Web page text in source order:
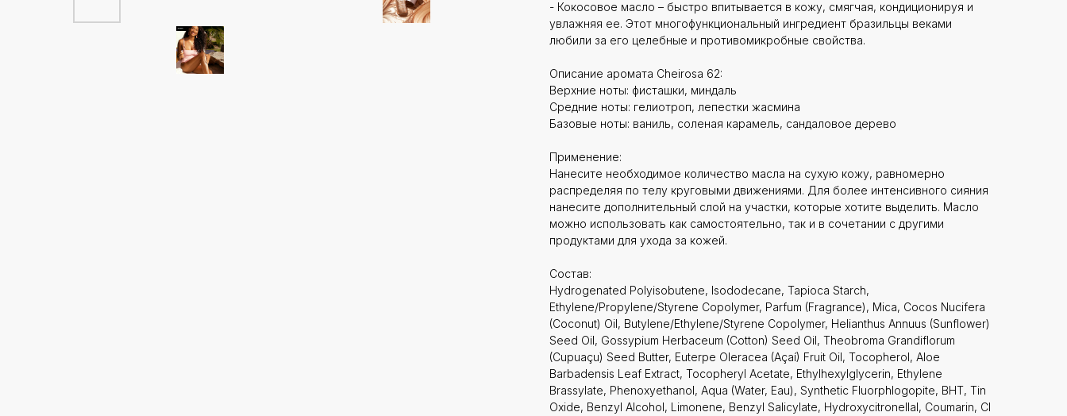
- Кокосовое масло – быстро впитывается в кожу, смягчая, кондиционируя и
увлажняя ее. Этот многофункциональный ингредиент бразильцы веками
любили за его целебные и противомикробные свойства.
Описание аромата Cheirosa 62:
Верхние ноты: фисташки, миндаль
Средние ноты: гелиотроп, лепестки жасмина
Базовые ноты: ваниль, соленая карамель, сандаловое дерево
Применение:
Нанесите необходимое количество масла на сухую кожу, равномерно
распределяя по телу круговыми движениями. Для более интенсивного сияния
нанесите дополнительный слой на участки, которые хотите выделить. Масло
можно использовать как самостоятельно, так и в сочетании с другими
продуктами для ухода за кожей.
Состав:
Hydrogenated Polyisobutene, Isododecane, Tapioca Starch,
Ethylene/Propylene/Styrene Copolymer, Parfum (Fragrance), Mica, Cocos Nucifera
(Coconut) Oil, Butylene/Ethylene/Styrene Copolymer, Helianthus Annuus (Sunflower)
Seed Oil, Gossypium Herbaceum (Cotton) Seed Oil, Theobroma Grandiflorum
(Cupuaçu) Seed Butter, Euterpe Oleracea (Açaí) Fruit Oil, Tocopherol, Aloe
Barbadensis Leaf Extract, Tocopheryl Acetate, Ethylhexylglycerin, Ethylene
Brassylate, Phenoxyethanol, Aqua (Water, Eau), Synthetic Fluorphlogopite, BHT, Tin
Oxide, Benzyl Alcohol, Limonene, Benzyl Salicylate, Hydroxycitronellal, Coumarin, CI